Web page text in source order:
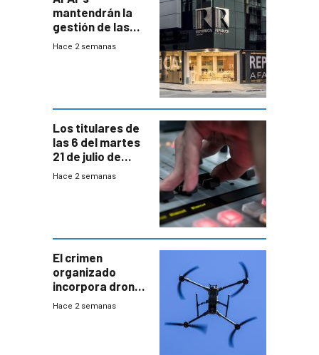
mantendrán la
gestión de las
cuentas
Hace 2 semanas
Los titulares de
las 6 del martes
21 de julio de
2026
Hace 2 semanas
El crimen
organizado
incorpora drones
y abre un nuevo
Hace 2 semanas